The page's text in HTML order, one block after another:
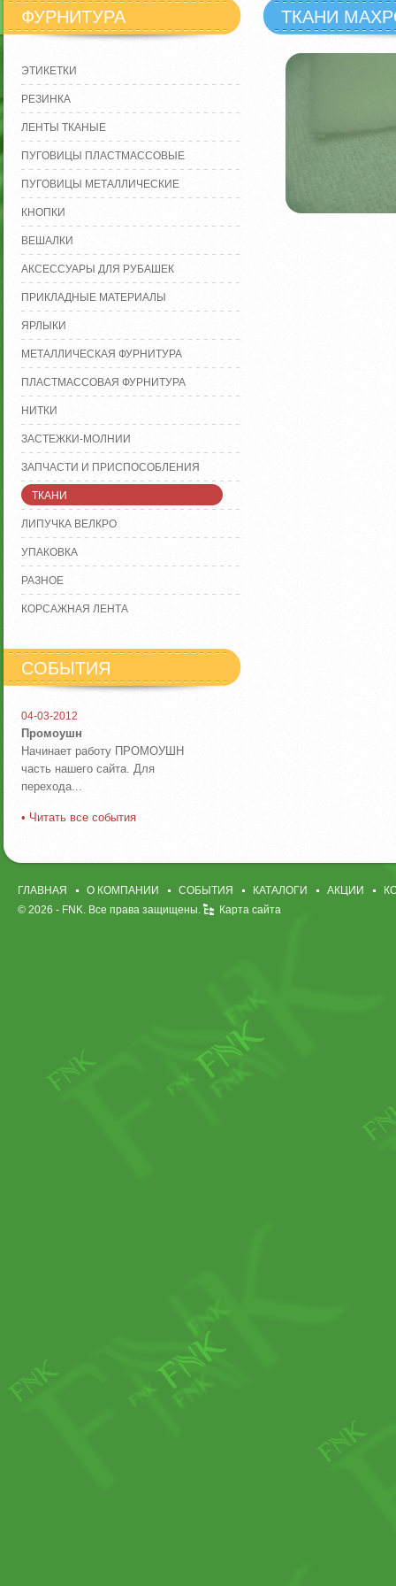
ФУРНИТУРА
ЭТИКЕТКИ
РЕЗИНКА
ЛЕНТЫ ТКАНЫЕ
ПУГОВИЦЫ ПЛАСТМАССОВЫЕ
ПУГОВИЦЫ МЕТАЛЛИЧЕСКИЕ
КНОПКИ
ВЕШАЛКИ
АКСЕССУАРЫ ДЛЯ РУБАШЕК
ПРИКЛАДНЫЕ МАТЕРИАЛЫ
ЯРЛЫКИ
МЕТАЛЛИЧЕСКАЯ ФУРНИТУРА
ПЛАСТМАССОВАЯ ФУРНИТУРА
НИТКИ
ЗАСТЕЖКИ-МОЛНИИ
ЗАПЧАСТИ И ПРИСПОСОБЛЕНИЯ
ТКАНИ
ЛИПУЧКА ВЕЛКРО
УПАКОВКА
РАЗНОЕ
КОРСАЖНАЯ ЛЕНТА
СОБЫТИЯ
04-03-2012
Промоушн
Начинает работу ПРОМОУШН
часть нашего сайта. Для
перехода...
• Читать все события
ТКАНИ
ГЛАВНАЯ О КОМПАНИИ СОБЫТИЯ КАТАЛОГИ АКЦИИ
© 2026 - FNK. Все права защищены. Карта сайта